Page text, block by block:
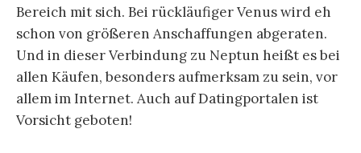
Bereich mit sich. Bei rückläufiger Venus wird eh
schon von größeren Anschaffungen abgeraten.
Und in dieser Verbindung zu Neptun heißt es bei
allen Käufen, besonders aufmerksam zu sein, vor
allem im Internet. Auch auf Datingportalen ist
Vorsicht geboten!